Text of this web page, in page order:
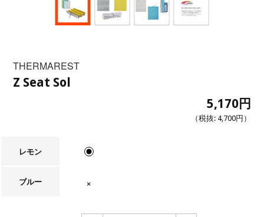
THERMAREST
Z Seat Sol
5,170円
（税抜: 4,700円 ）
レモン
ブルー